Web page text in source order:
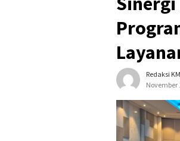
Redaksi
November